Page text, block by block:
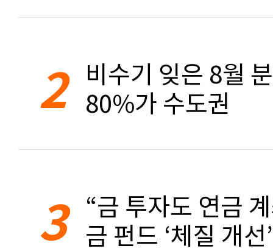
2 비수기 잊은 8월
80%가 수도권
3 “금 투자도 연금
금 펀드 ‘체질 개선’